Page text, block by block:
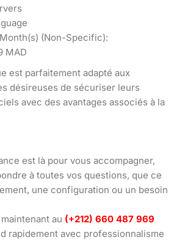
(Non-Specific):
MAD
est parfaitement adapté aux
désireuses de sécuriser leurs
avec des avantages associés à la
est là pour vous accompagner,
à toutes vos questions, que ce
une configuration ou un besoin
au (+212) 660 487 969
rapidement avec professionnalisme